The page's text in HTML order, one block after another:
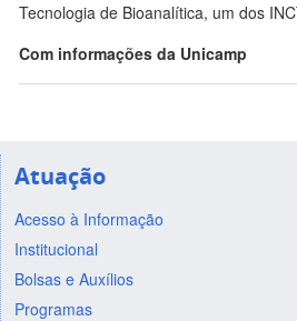
Tecnologia de Bioanalítica, um dos
Com informações da Unicamp
Atuação
Acesso à Informação
Institucional
Bolsas e Auxílios
Programas